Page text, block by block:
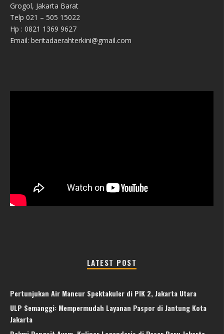
Grogol, Jakarta Barat
Telp 021 – 505 15022
Hp : 0821 1369 9627
Email: beritadaerahterkini@gmail.com
LATEST POST
Pertunjukan Air Mancur Spektakuler di PIK 2, Jakarta Utara
ULP Semanggi: Mempermudah Layanan Paspor di Jantung Kota
Jakarta